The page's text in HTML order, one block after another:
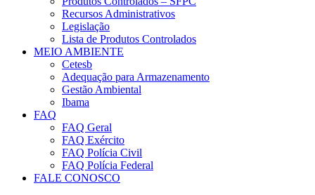
Recursos Administrativos
Legislação
Lista de Produtos Controlados
MEIO AMBIENTE
Cetesb
Adequação para Armazenamento
Gestão Ambiental
Ibama
FAQ
FAQ Geral
FAQ Exército
FAQ Polícia Civil
FAQ Polícia Federal
FALE CONOSCO